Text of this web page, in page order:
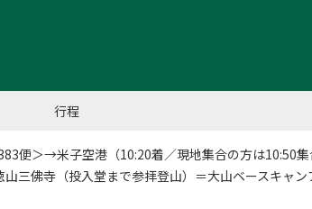
行程
便＞→米子空港（10:20着／現地集合の方は10:50集
三佛寺（投入堂まで参拝登山）＝大山ベースキャン